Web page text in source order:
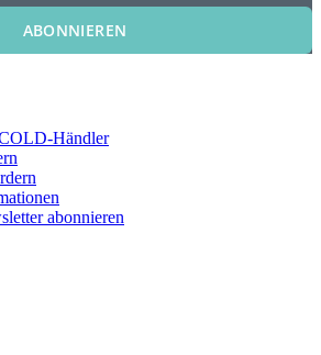
ABONNIEREN
Händler
abonnieren